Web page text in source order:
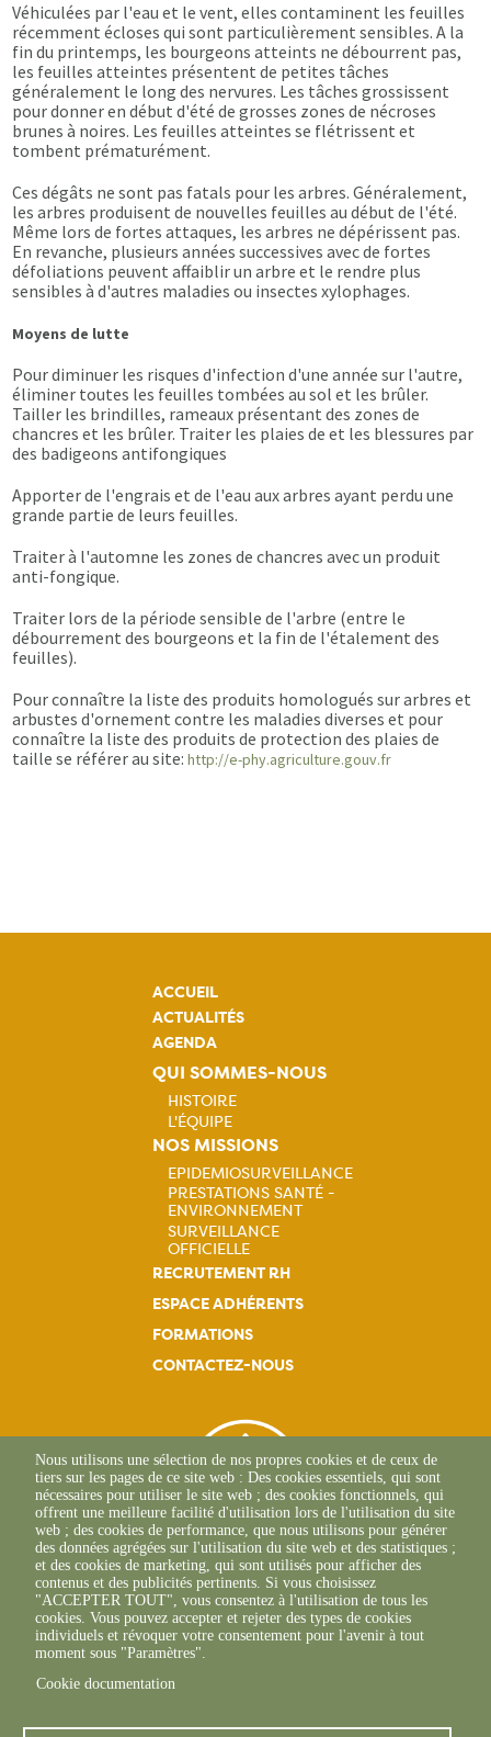
Véhiculées par l'eau et le vent, elles contaminent les feuilles
récemment écloses qui sont particulièrement sensibles. A la
fin du printemps, les bourgeons atteints ne débourrent pas,
les feuilles atteintes présentent de petites tâches
généralement le long des nervures. Les tâches grossissent
pour donner en début d'été de grosses zones de nécroses
brunes à noires. Les feuilles atteintes se flétrissent et
tombent prématurément.
Ces dégâts ne sont pas fatals pour les arbres. Généralement,
les arbres produisent de nouvelles feuilles au début de l'été.
Même lors de fortes attaques, les arbres ne dépérissent pas.
En revanche, plusieurs années successives avec de fortes
défoliations peuvent affaiblir un arbre et le rendre plus
sensibles à d'autres maladies ou insectes xylophages.
Moyens de lutte
Pour diminuer les risques d'infection d'une année sur l'autre,
éliminer toutes les feuilles tombées au sol et les brûler.
Tailler les brindilles, rameaux présentant des zones de
chancres et les brûler. Traiter les plaies de et les blessures par
des badigeons antifongiques
Apporter de l'engrais et de l'eau aux arbres ayant perdu une
grande partie de leurs feuilles.
Traiter à l'automne les zones de chancres avec un produit
anti-fongique.
Traiter lors de la période sensible de l'arbre (entre le
débourrement des bourgeons et la fin de l'étalement des
feuilles).
Pour connaître la liste des produits homologués sur arbres et
arbustes d'ornement contre les maladies diverses et pour
connaître la liste des produits de protection des plaies de
taille se référer au site:http://e-phy.agriculture.gouv.fr
Nous utilisons une sélection de nos propres cookies et de ceux de
tiers sur les pages de ce site web : Des cookies essentiels, qui sont
nécessaires pour utiliser le site web ; des cookies fonctionnels, qui
offrent une meilleure facilité d'utilisation lors de l'utilisation du site
web ; des cookies de performance, que nous utilisons pour générer
des données agrégées sur l'utilisation du site web et des statistiques ;
et des cookies de marketing, qui sont utilisés pour afficher des
contenus et des publicités pertinents. Si vous choisissez
"ACCEPTER TOUT", vous consentez à l'utilisation de tous les
cookies. Vous pouvez accepter et rejeter des types de cookies
individuels et révoquer votre consentement pour l'avenir à tout
moment sous "Paramètres".
Cookie documentation
ACCUEIL
ACTUALITÉS
AGENDA
QUI SOMMES-NOUS
Navigation
principale
HISTOIRE
L'ÉQUIPE
NOS MISSIONS
Navigation
principale
EPIDEMIOSURVEILLANCE
PRESTATIONS SANTÉ -
ENVIRONNEMENT
SURVEILLANCE
OFFICIELLE
RECRUTEMENT RH
ESPACE ADHÉRENTS
FORMATIONS
CONTACTEZ-NOUS
L'Osteria
20117 CAURO
+33 04 95 26 68 81